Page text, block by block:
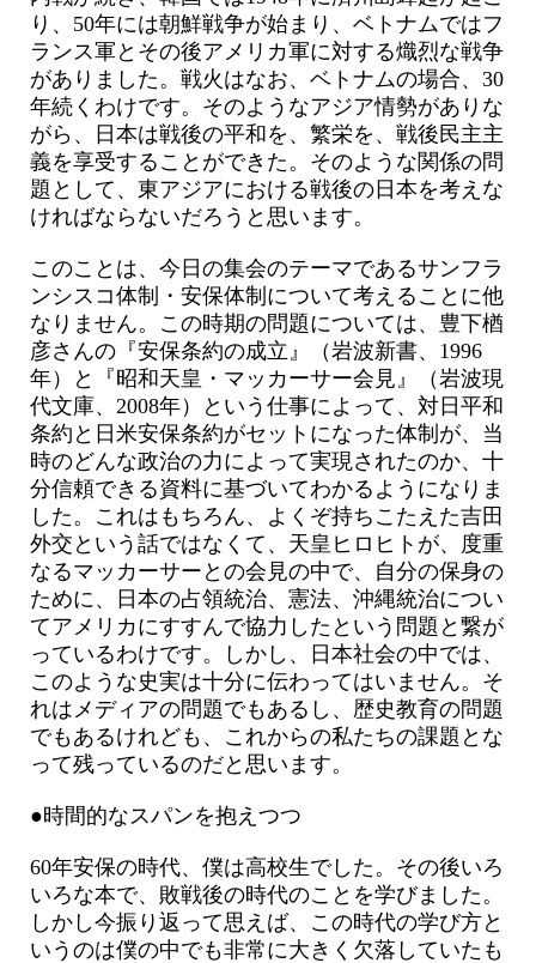
り、50年には朝鮮戦争が始まり、ベトナムではフ
ランス軍とその後アメリカ軍に対する熾烈な戦争
がありました。戦火はなお、ベトナムの場合、30
年続くわけです。そのようなアジア情勢がありな
がら、日本は戦後の平和を、繁栄を、戦後民主主
義を享受することができた。そのような関係の問
題として、東アジアにおける戦後の日本を考えな
ければならないだろうと思います。
このことは、今日の集会のテーマであるサンフラ
ンシスコ体制・安保体制について考えることに他
なりません。この時期の問題については、豊下楢
彦さんの『安保条約の成立』（岩波新書、1996
年）と『昭和天皇・マッカーサー会見』（岩波現
代文庫、2008年）という仕事によって、対日平和
条約と日米安保条約がセットになった体制が、当
時のどんな政治の力によって実現されたのか、十
分信頼できる資料に基づいてわかるようになりま
した。これはもちろん、よくぞ持ちこたえた吉田
外交という話ではなくて、天皇ヒロヒトが、度重
なるマッカーサーとの会見の中で、自分の保身の
ために、日本の占領統治、憲法、沖縄統治につい
てアメリカにすすんで協力したという問題と繋が
っているわけです。しかし、日本社会の中では、
このような史実は十分に伝わってはいません。そ
れはメディアの問題でもあるし、歴史教育の問題
でもあるけれども、これからの私たちの課題とな
って残っているのだと思います。
●時間的なスパンを抱えつつ
60年安保の時代、僕は高校生でした。その後いろ
いろな本で、敗戦後の時代のことを学びました。
しかし今振り返って思えば、この時代の学び方と
いうのは僕の中でも非常に大きく欠落していたも